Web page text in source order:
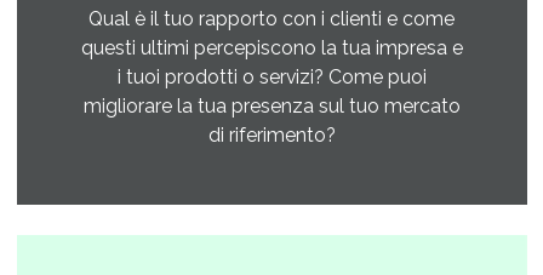
Qual è il tuo rapporto con i clienti e come
questi ultimi percepiscono la tua impresa e
i tuoi prodotti o servizi? Come puoi
migliorare la tua presenza sul tuo mercato
di riferimento?